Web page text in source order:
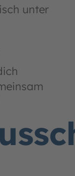
unter